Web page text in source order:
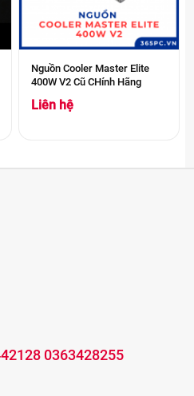
Nguồn Cooler Master Elite
400W V2 Cũ CHính Hãng
Liên hệ
0363428255